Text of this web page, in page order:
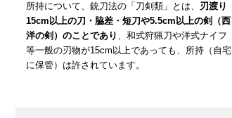
所持について、銃刀法の「刀剣類」とは、 刃渡り
15cm以上の刀・脇差・短刀や5.5cm以上の剣（西
洋の剣）のことであり 、和式狩猟刀や洋式ナイフ
等一般の刃物が15cm以上であっても、所持（自宅
に保管）は許されています。